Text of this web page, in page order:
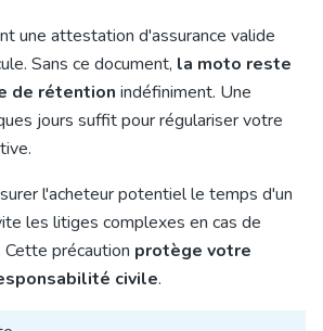
une attestation d'assurance valide
Sans ce document, la moto reste
de rétention indéfiniment. Une
jours suffit pour régulariser votre
l'acheteur potentiel le temps d'un
les litiges complexes en cas de
Cette précaution protège votre
civile.